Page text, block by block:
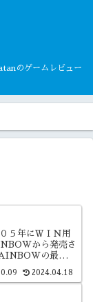
のゲームレビュー
５年にＷＩＮ用
から発売さ
の最高傑
2024.04.18